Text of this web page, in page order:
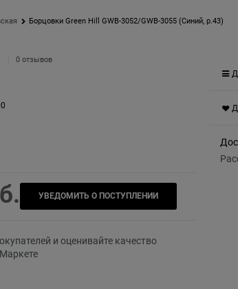
Борцовки Green Hill GWB-3052/GWB-3055 (Синий, р.43)
0 отзывов
УВЕДОМИТЬ О ПОСТУПЛЕНИИ